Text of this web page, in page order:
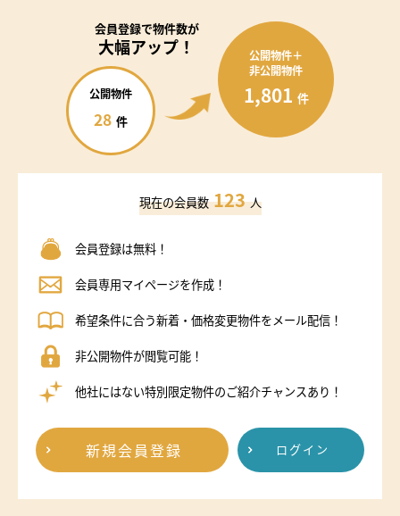
会員登録で物件数が
大幅アップ！
公開物件
28 件
公開物件＋
非公開物件
1,801 件
現在の会員数 123 人
会員登録は無料！
会員専用マイページを作成！
希望条件に合う新着・価格変更物件をメール配信！
非公開物件が閲覧可能！
他社にはない特別限定物件のご紹介チャンスあり！
新規会員登録 ログイン